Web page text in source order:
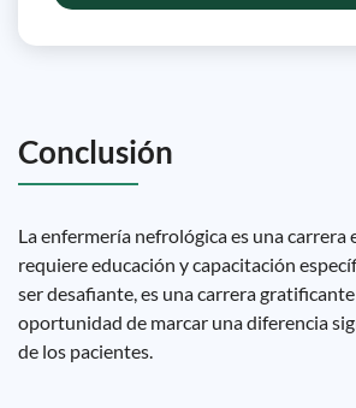
Conclusión
La enfermería nefrológica es una carrera
requiere educación y capacitación
ser desafiante, es una carrera
oportunidad de marcar una diferencia
de los pacientes.